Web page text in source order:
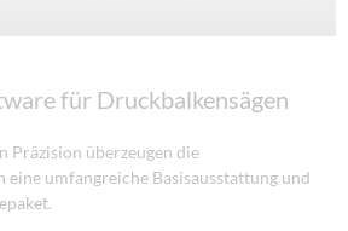
für Druckbalkensägen
Präzision überzeugen die
eine umfangreiche Basisausstattung und